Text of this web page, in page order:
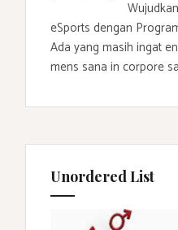
eSports dengan
Ada yang masih ingat
mens sana in corpore
Unordered List